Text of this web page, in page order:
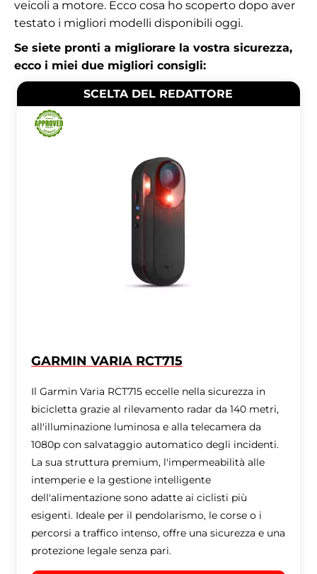
veicoli a motore. Ecco cosa ho scoperto dopo aver
testato i migliori modelli disponibili oggi.
Se siete pronti a migliorare la vostra sicurezza,
ecco i miei due migliori consigli:
SCELTA DEL REDATTORE
GARMIN VARIA RCT715
Il Garmin Varia RCT715 eccelle nella sicurezza in
bicicletta grazie al rilevamento radar da 140 metri,
all'illuminazione luminosa e alla telecamera da
1080p con salvataggio automatico degli incidenti.
La sua struttura premium, l'impermeabilità alle
intemperie e la gestione intelligente
dell'alimentazione sono adatte ai ciclisti più
esigenti. Ideale per il pendolarismo, le corse o i
percorsi a traffico intenso, offre una sicurezza e una
protezione legale senza pari.